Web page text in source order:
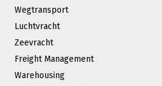
Wegtransport
Luchtvracht
Zeevracht
Freight Management
Warehousing